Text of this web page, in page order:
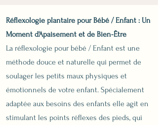
​Réflexologie plantaire pour Bébé / Enfant : Un
Moment d'Apaisement et de Bien-Être
La réflexologie pour bébé / Enfant est une
méthode douce et naturelle qui permet de
soulager les petits maux physiques et
émotionnels de votre enfant. Spécialement
adaptée aux besoins des enfants elle agit en
stimulant les points réflexes des pieds, qui